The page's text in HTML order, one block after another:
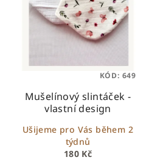
Mušelínový slintáček -
vlastní design
180 Kč
Ušijeme pro Vás během 2
týdnů
KÓD: 649